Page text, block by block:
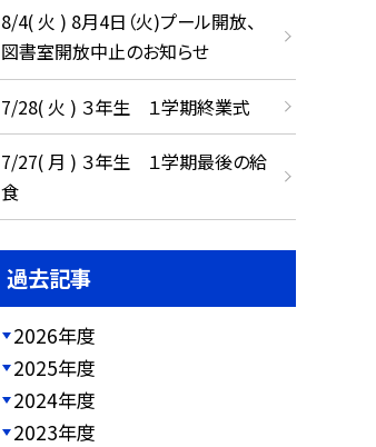
8/4( 火 ) 8月4日（火)プール開放、
図書室開放中止のお知らせ
7/28( 火 ) ３年生 １学期終業式
7/27( 月 ) ３年生 １学期最後の給
食
過去記事
2026年度
2025年度
2024年度
2023年度